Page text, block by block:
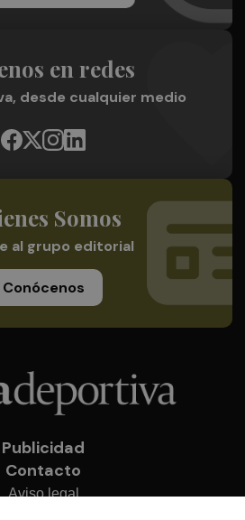
en redes
desde cualquier medio
Somos
al grupo editorial
Conócenos
Publicidad
Contacto
Aviso legal